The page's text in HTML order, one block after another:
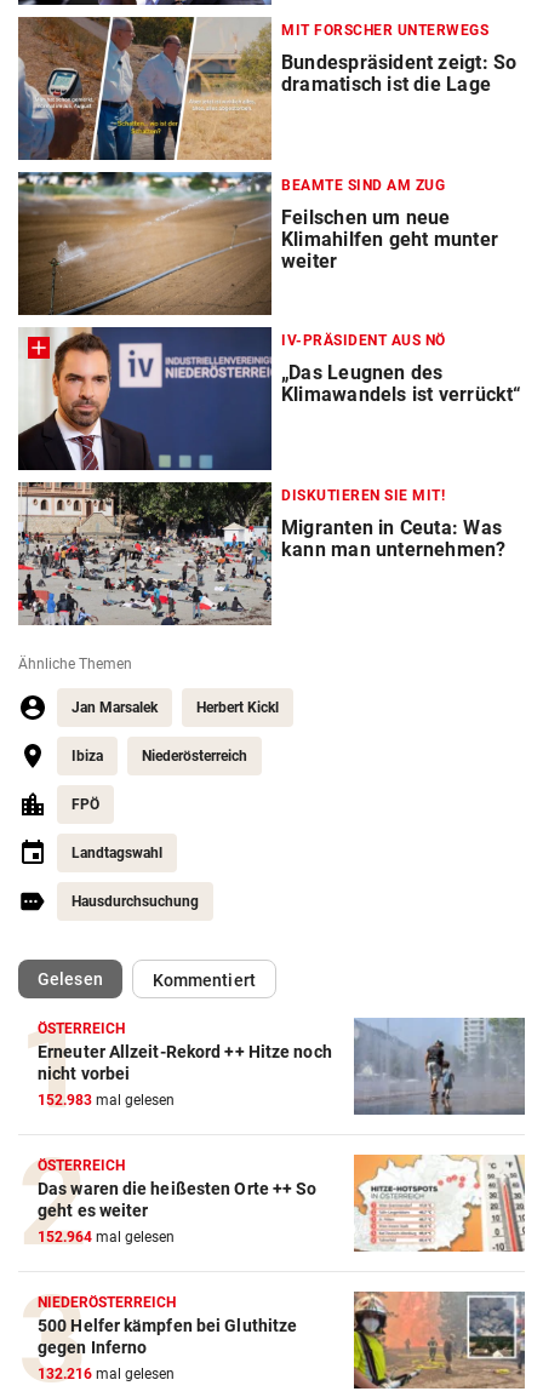
MIT FORSCHER UNTERWEGS
Bundespräsident zeigt: So
dramatisch ist die Lage
BEAMTE SIND AM ZUG
Feilschen um neue
Klimahilfen geht munter
weiter
IV-PRÄSIDENT AUS NÖ
„Das Leugnen des
Klimawandels ist verrückt“
DISKUTIEREN SIE MIT!
Migranten in Ceuta: Was
kann man unternehmen?
Ähnliche Themen
Jan Marsalek Herbert Kickl
Ibiza Niederösterreich
FPÖ
Landtagswahl
Hausdurchsuchung
Gelesen(ausgewählt)Kommentiert
ÖSTERREICH
Erneuter Allzeit-Rekord ++ Hitze noch
nicht vorbei
152.983 mal gelesen
ÖSTERREICH
Das waren die heißesten Orte ++ So
geht es weiter
152.964 mal gelesen
NIEDERÖSTERREICH
500 Helfer kämpfen bei Gluthitze
gegen Inferno
132.216 mal gelesen